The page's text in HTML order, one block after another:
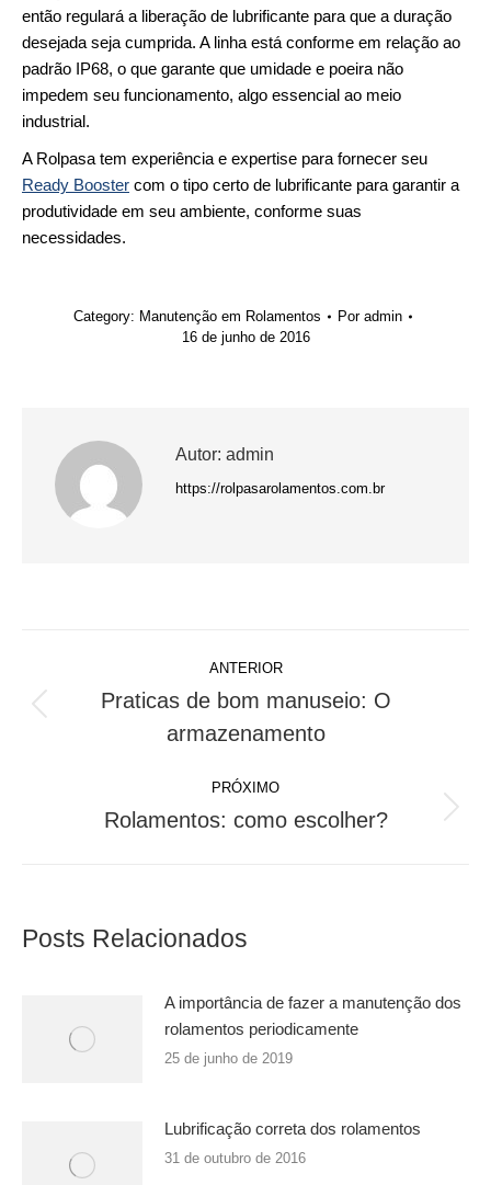
então regulará a liberação de lubrificante para que a duração
desejada seja cumprida. A linha está conforme em relação ao
padrão IP68, o que garante que umidade e poeira não
impedem seu funcionamento, algo essencial ao meio
industrial.
A Rolpasa tem experiência e expertise para fornecer seu
Ready Booster com o tipo certo de lubrificante para garantir a
produtividade em seu ambiente, conforme suas
necessidades.
Category: Manutenção em Rolamentos Por admin
16 de junho de 2016
Autor: admin
https://rolpasarolamentos.com.br
de
ANTERIOR
anterior:
Praticas de bom manuseio: O
armazenamento
PRÓXIMO
Próximo
Rolamentos: como escolher?
Posts Relacionados
A importância de fazer a manutenção dos
rolamentos periodicamente
25 de junho de 2019
Lubrificação correta dos rolamentos
31 de outubro de 2016